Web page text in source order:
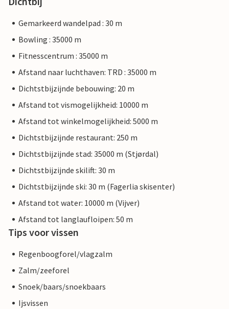
Gemarkeerd wandelpad : 30 m
Bowling : 35000 m
Fitnesscentrum : 35000 m
Afstand naar luchthaven: TRD : 35000 m
Dichtstbijzijnde bebouwing: 20 m
Afstand tot vismogelijkheid: 10000 m
Afstand tot winkelmogelijkheid: 5000 m
Dichtstbijzijnde restaurant: 250 m
Dichtstbijzijnde stad: 35000 m (Stjørdal)
Dichtstbijzijnde skilift: 30 m
Dichtstbijzijnde ski: 30 m (Fagerlia skisenter)
Afstand tot water: 10000 m (Vijver)
Afstand tot langlaufloipen: 50 m
Tips voor vissen
Regenboogforel/vlagzalm
Zalm/zeeforel
Snoek/baars/snoekbaars
Ijsvissen